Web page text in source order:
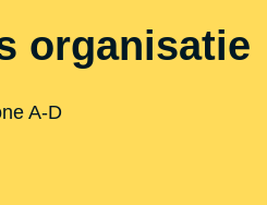
organisatie
A-D